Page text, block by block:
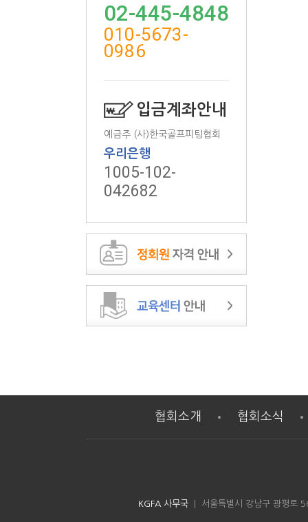
02-445-4848
010-5673-
0986
입금계좌안내
예금주 (사)한국골프피팅협회
우리은행
1005-102-
042682
협회소개 협회소식
KGFA 사무국 | 서울특별시 강남구 광평